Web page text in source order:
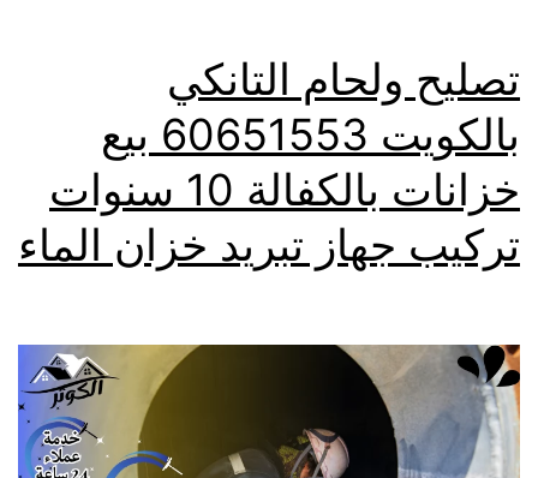
تصليح ولحام التانكي
بالكويت 60651553 بيع
خزانات بالكفالة 10 سنوات
تركيب جهاز تبريد خزان الماء